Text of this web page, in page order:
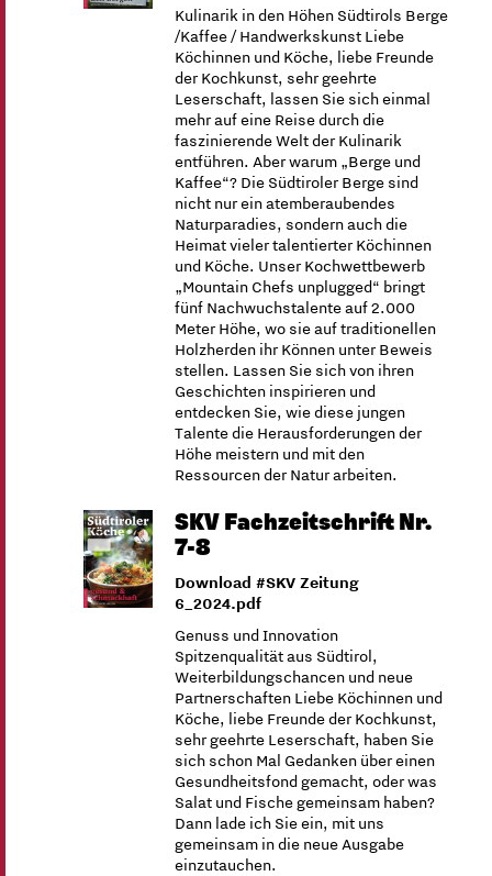
Kulinarik in den Höhen Südtirols Berge
/Kaffee / Handwerkskunst Liebe
Köchinnen und Köche, liebe Freunde
der Kochkunst, sehr geehrte
Leserschaft, lassen Sie sich einmal
mehr auf eine Reise durch die
faszinierende Welt der Kulinarik
entführen. Aber warum „Berge und
Kaffee“? Die Südtiroler Berge sind
nicht nur ein atemberaubendes
Naturparadies, sondern auch die
Heimat vieler talentierter Köchinnen
und Köche. Unser Kochwettbewerb
„Mountain Chefs unplugged“ bringt
fünf Nachwuchstalente auf 2.000
Meter Höhe, wo sie auf traditionellen
Holzherden ihr Können unter Beweis
stellen. Lassen Sie sich von ihren
Geschichten inspirieren und
entdecken Sie, wie diese jungen
Talente die Herausforderungen der
Höhe meistern und mit den
Ressourcen der Natur arbeiten.
SKV Fachzeitschrift Nr.
7-8
Download #SKV Zeitung
6_2024.pdf
Genuss und Innovation
Spitzenqualität aus Südtirol,
Weiterbildungschancen und neue
Partnerschaften Liebe Köchinnen und
Köche, liebe Freunde der Kochkunst,
sehr geehrte Leserschaft, haben Sie
sich schon Mal Gedanken über einen
Gesundheitsfond gemacht, oder was
Salat und Fische gemeinsam haben?
Dann lade ich Sie ein, mit uns
gemeinsam in die neue Ausgabe
einzutauchen.